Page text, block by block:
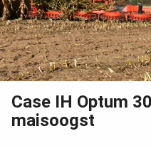
Case IH Optum
maisoogst